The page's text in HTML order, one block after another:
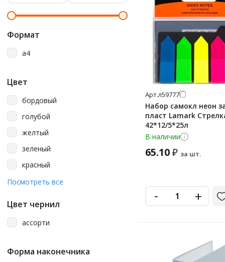
Формат
a4
Цвет
бордовый
голубой
желтый
зеленый
красный
оранжевый
синий
Посмотреть все
Цвет чернил
ассорти
Форма наконечника
Арт.л59777
Набор самокл неон
пласт Lamark
42*12/5*25л
В наличии
65.10₽ за шт.
- +